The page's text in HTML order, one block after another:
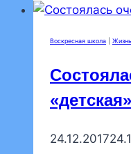
Воскресная школа
24.12.2017